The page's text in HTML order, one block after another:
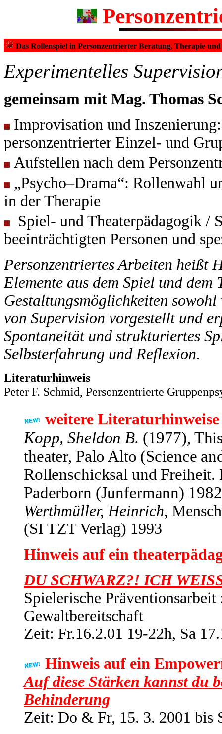
Das Rollenspiel in Personzentrierter Beratung, Therapie
Experimentelles
gemeinsam mit Mag. Thomas
Improvisation und
personzentrierter Einzel- und
Aufstellen nach dem
„Psycho–Drama“: Rollenwahl
in der Therapie
Spiel- und Theaterpädagogik /
beeinträchtigten Personen und
Personzentriertes Arbeiten heißt
Elemente aus dem Spiel und dem
Gestaltungsmöglichkeiten
von Supervision vorgestellt und
Spontaneität und strukturiertes
Selbsterfahrung und Reflexion.
Literaturhinweis
Peter F. Schmid, Personzentrierte
weitere
Kopp, Sheldon B. (1977),
theater, Palo Alto (Science
Rollenschicksal und Freiheit.
Paderborn (Junfermann) 1982
Werthmüller,Heinrich,
(SI TZT Verlag) 1993
Hinweis auf ein
DU SCHWARZ?! ICH
Spielerische
Gewaltbereitschaft
Zeit: Fr.16.2.01 19-22h, Sa
Hinweis auf ein
Auf diese Stärken kannst du
Behinderung
Zeit: Do & Fr, 15. 3. 2001 bis